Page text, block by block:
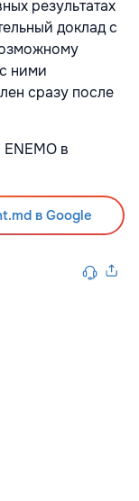
результатах
доклад с
ними
сразу после
в
в Google